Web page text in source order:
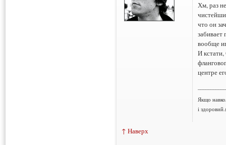
Хм, раз
что он
забивает
вообще
И
центре
Якщо
і
↑ Наверх